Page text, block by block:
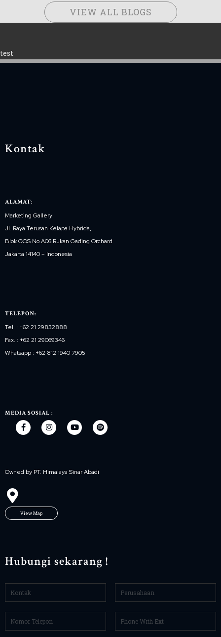
VIEW ALL BLOGS
test
Kontak
ALAMAT:
Marketing Gallery
Jl. Raya Terusan Kelapa Hybrida,
Blok GOS No.A06 Rukan Gading Orchard
Jakarta 14140 – Indonesia
TELEPON:
Tel. : +62 21 29832888
Fax. : +62 21 29069346
Whatsapp : +62 812 1940 7905
MEDIA SOSIAL :
Owned by PT. Himalaya Sinar Abadi
View Map
Hubungi sekarang !